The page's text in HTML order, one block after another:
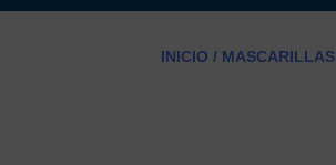
INICIO / MASCARILLAS